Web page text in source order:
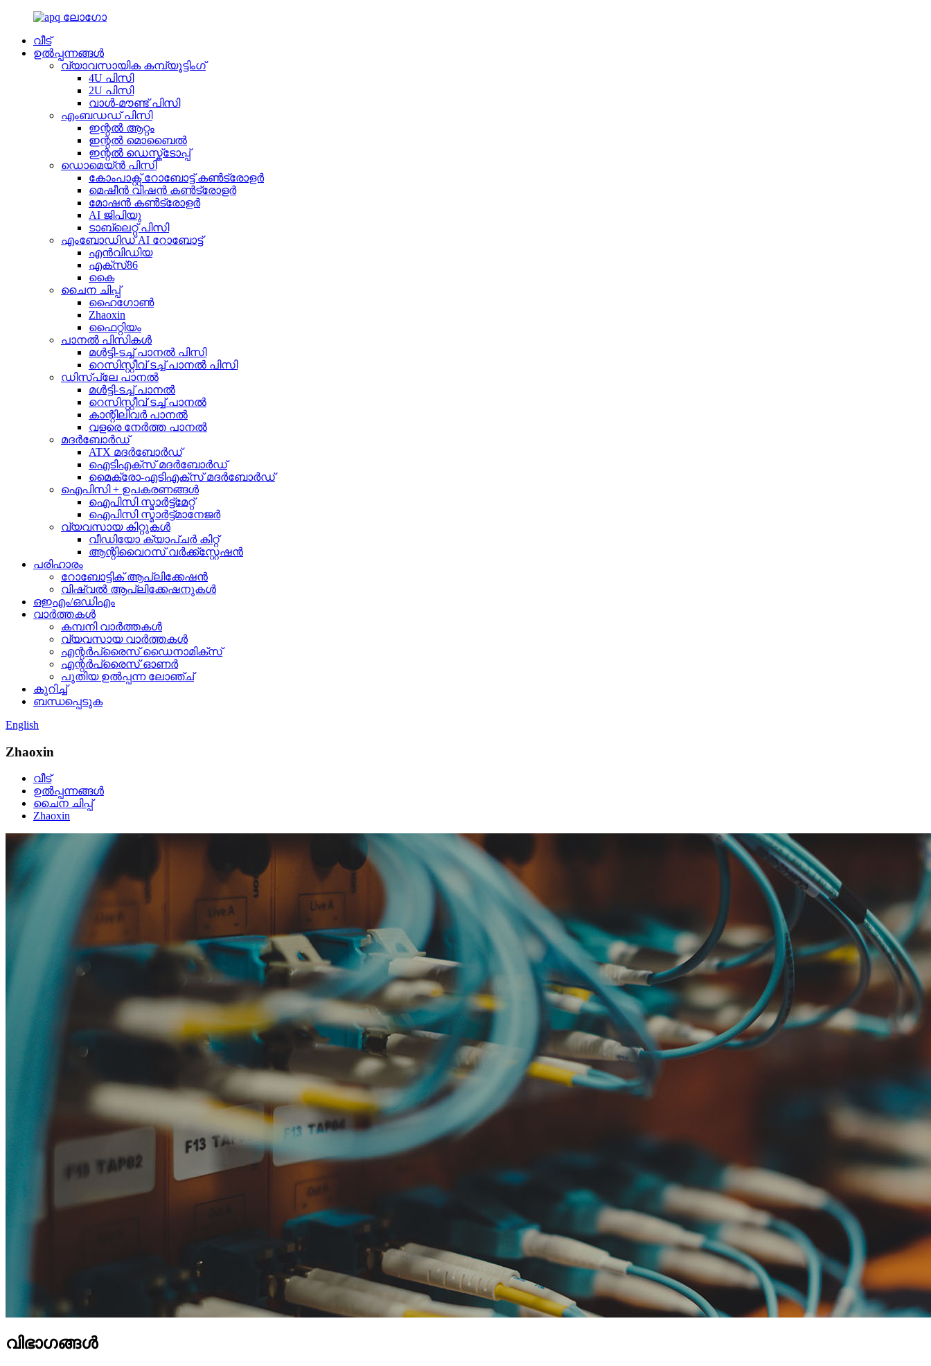
വീട്
ഉൽപ്പന്നങ്ങൾ
വ്യാവസായിക കമ്പ്യൂട്ടിംഗ്
4U പിസി
2U പിസി
വാൾ-മൗണ്ട് പിസി
എംബഡഡ് പിസി
ഇന്റൽ ആറ്റം
ഇന്റൽ മൊബൈൽ
ഇന്റൽ ഡെസ്ക്ടോപ്പ്
ഡൊമെയ്ൻ പിസി
കോം‌പാക്റ്റ് റോബോട്ട് കൺട്രോളർ
മെഷീൻ വിഷൻ കൺട്രോളർ
മോഷൻ കൺട്രോളർ
AI ജിപിയു
ടാബ്‌ലെറ്റ് പിസി
എംബോഡിഡ് AI റോബോട്ട്
എൻവിഡിയ
എക്സ്86
കൈ
ചൈന ചിപ്പ്
ഹൈഗോൺ
Zhaoxin
ഫൈറ്റിയം
പാനൽ പിസികൾ
മൾട്ടി-ടച്ച് പാനൽ പിസി
റെസിസ്റ്റീവ് ടച്ച് പാനൽ പിസി
ഡിസ്പ്ലേ പാനൽ
മൾട്ടി-ടച്ച് പാനൽ
റെസിസ്റ്റീവ് ടച്ച് പാനൽ
കാന്റിലിവർ പാനൽ
വളരെ നേർത്ത പാനൽ
മദർബോർഡ്
ATX മദർബോർഡ്
ഐടിഎക്സ് മദർബോർഡ്
മൈക്രോ-എടിഎക്സ് മദർബോർഡ്
ഐപിസി + ഉപകരണങ്ങൾ
ഐപിസി സ്മാർട്ട്മേറ്റ്
ഐപിസി സ്മാർട്ട്മാനേജർ
വ്യവസായ കിറ്റുകൾ
വീഡിയോ ക്യാപ്ചർ കിറ്റ്
ആന്റിവൈറസ് വർക്ക്സ്റ്റേഷൻ
പരിഹാരം
റോബോട്ടിക് ആപ്ലിക്കേഷൻ
വിഷ്വൽ ആപ്ലിക്കേഷനുകൾ
ഒഇഎം/ഒഡിഎം
വാർത്തകൾ
കമ്പനി വാർത്തകൾ
വ്യവസായ വാർത്തകൾ
എന്റർപ്രൈസ് ഡൈനാമിക്സ്
എന്റർപ്രൈസ് ഓണർ
പുതിയ ഉൽപ്പന്ന ലോഞ്ച്
കുറിച്ച്
ബന്ധപ്പെടുക
English
Zhaoxin
വീട്
ഉൽപ്പന്നങ്ങൾ
ചൈന ചിപ്പ്
Zhaoxin
വിഭാഗങ്ങൾ